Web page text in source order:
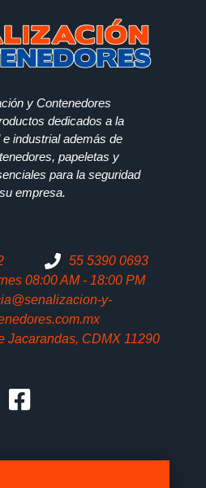
y Contenedores
dedicados a la
industrial además de
papeletas y
para la seguridad
empresa.
55 5390 0693
08:00 AM - 18:00 PM
y-
Jacarandas, CDMX 11290